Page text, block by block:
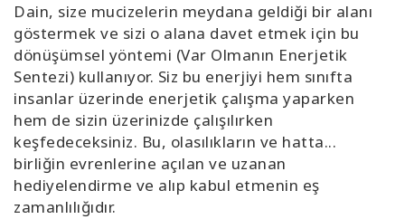
Dain, size mucizelerin meydana geldiği bir alanı
göstermek ve sizi o alana davet etmek için bu
dönüşümsel yöntemi (Var Olmanın Enerjetik
Sentezi) kullanıyor. Siz bu enerjiyi hem sınıfta
insanlar üzerinde enerjetik çalışma yaparken
hem de sizin üzerinizde çalışılırken
keşfedeceksiniz. Bu, olasılıkların ve hatta...
birliğin evrenlerine açılan ve uzanan
hediyelendirme ve alıp kabul etmenin eş
zamanlılığıdır.